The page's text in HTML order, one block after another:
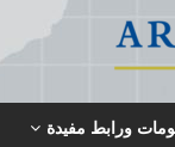
ورابط مفيدة